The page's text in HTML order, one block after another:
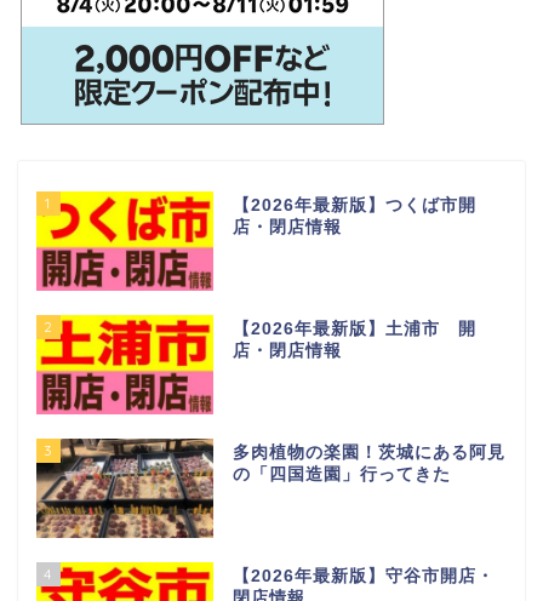
1
【2026年最新版】つくば市開
店・閉店情報
2
【2026年最新版】土浦市 開
店・閉店情報
3
多肉植物の楽園！茨城にある阿見
の「四国造園」行ってきた
4
【2026年最新版】守谷市開店・